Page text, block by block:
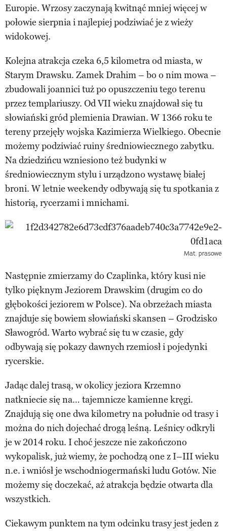
Europie. Wrzosy zaczynają kwitnąć mniej więcej w
połowie sierpnia i najlepiej podziwiać je z wieży
widokowej.
Kolejna atrakcja czeka 6,5 kilometra od miasta, w
Starym Drawsku. Zamek Drahim – bo o nim mowa –
zbudowali joannici tuż po opuszczeniu tego terenu
przez templariuszy. Od VII wieku znajdował się tu
słowiański gród plemienia Drawian. W 1366 roku te
tereny przejęły wojska Kazimierza Wielkiego. Obecnie
możemy podziwiać ruiny średniowiecznego zabytku.
Na dziedzińcu wzniesiono też budynki w
średniowiecznym stylu i urządzono wystawę białej
broni. W letnie weekendy odbywają się tu spotkania z
historią, rycerzami i mnichami.
Mat. prasowe
Następnie zmierzamy do Czaplinka, który kusi nie
tylko pięknym Jeziorem Drawskim (drugim co do
głębokości jeziorem w Polsce). Na obrzeżach miasta
znajduje się bowiem słowiański skansen – Grodzisko
Sławogród. Warto wybrać się tu w czasie, gdy
odbywają się pokazy dawnych rzemiosł i pojedynki
rycerskie.
Jadąc dalej trasą, w okolicy jeziora Krzemno
natkniecie się na… tajemnicze kamienne kręgi.
Znajdują się one dwa kilometry na południe od trasy i
można do nich dojechać drogą leśną. Leśnicy odkryli
je w 2014 roku. I choć jeszcze nie zakończono
wykopalisk, już wiemy, że pochodzą one z I–III wieku
n.e. i wniósł je wschodniogermański ludu Gotów. Nie
możemy się doczekać, aż atrakcja będzie otwarta dla
wszystkich.
Ciekawym punktem na tym odcinku trasy jest jeden z